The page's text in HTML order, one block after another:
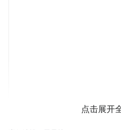
我们知道，对阵世界上
点击展开